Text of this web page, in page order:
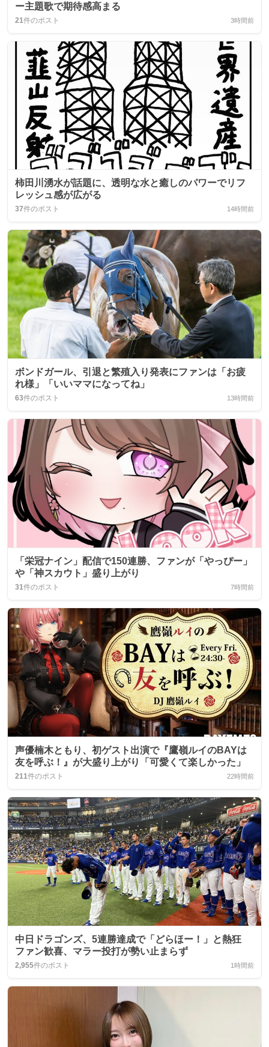
ー主題歌で期待感高まる
21件のポスト 3時間前
柿田川湧水が話題に、透明な水と癒しのパワーでリフ
レッシュ感が広がる
37件のポスト 14時間前
ボンドガール、引退と繁殖入り発表にファンは「お疲
れ様」「いいママになってね」
63件のポスト 13時間前
「栄冠ナイン」配信で150連勝、ファンが「やっぴー」
や「神スカウト」盛り上がり
31件のポスト 7時間前
声優楠木ともり、初ゲスト出演で『鷹嶺ルイのBAYは
友を呼ぶ！』が大盛り上がり「可愛くて楽しかった」
211件のポスト 22時間前
中日ドラゴンズ、5連勝達成で「どらほー！」と熱狂
ファン歓喜、マラー投打が勢い止まらず
2,955件のポスト 1時間前